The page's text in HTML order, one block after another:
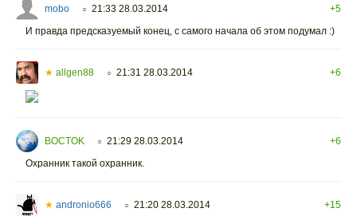
mobo ○ 21:33 28.03.2014
+5
И правда предсказуемый конец, с самого начала об этом подумал :)
★ allgen88 ○ 21:31 28.03.2014 +6
BOCTOK ○ 21:29 28.03.2014
+6
Охранник такой охранник.
★ andronio666 ○ 21:20 28.03.2014
+15